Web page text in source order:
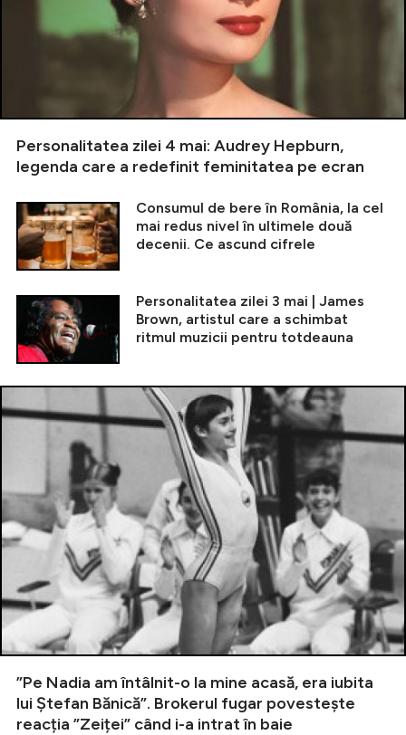
Personalitatea zilei 4 mai: Audrey Hepburn,
legenda care a redefinit feminitatea pe ecran
Consumul de bere în România, la cel
mai redus nivel în ultimele două
decenii. Ce ascund cifrele
Personalitatea zilei 3 mai | James
Brown, artistul care a schimbat
ritmul muzicii pentru totdeauna
”Pe Nadia am întâlnit-o la mine acasă, era iubita
lui Ștefan Bănică”. Brokerul fugar povestește
reacția ”Zeiței” când i-a intrat în baie